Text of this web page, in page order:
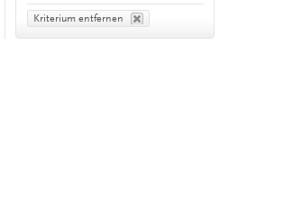
Kriterium entfernen